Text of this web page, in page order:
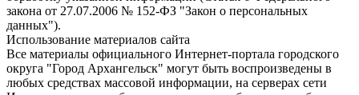
закона от 27.07.2006 № 152-ФЗ "Закон о персональных
данных").
Использование материалов сайта
Все материалы официального Интернет-портала городского
округа "Город Архангельск" могут быть воспроизведены в
любых средствах массовой информации, на серверах сети